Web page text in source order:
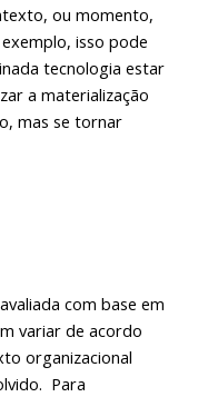
ou momento,
isso pode
tecnologia estar
a materialização
mas se tornar
com base em
variar de acordo
organizacional
Para